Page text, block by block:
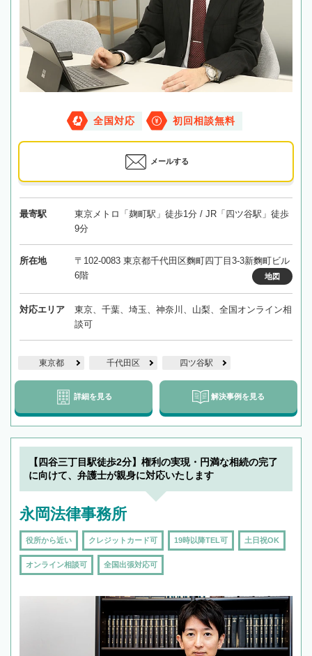
全国対応 初回相談無料
メールする
最寄駅
東京メトロ「麹町駅」徒歩1分 / JR「四ツ谷駅」徒歩
9分
所在地
〒102-0083 東京都千代田区麴町四丁目3-3新麴町ビル
6階
地図
対応エリア
東京、千葉、埼玉、神奈川、山梨、全国オンライン相
談可
東京都 千代田区 四ツ谷駅
詳細を見る 解決事例を見る
【四谷三丁目駅徒歩2分】権利の実現・円満な相続の完了
に向けて、弁護士が親身に対応いたします
永岡法律事務所
役所から近い クレジットカード可 19時以降TEL可 土日祝OK
オンライン相談可 全国出張対応可